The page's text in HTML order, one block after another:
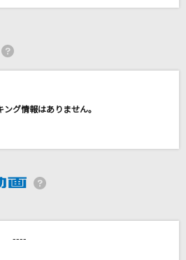
ク
ス
----